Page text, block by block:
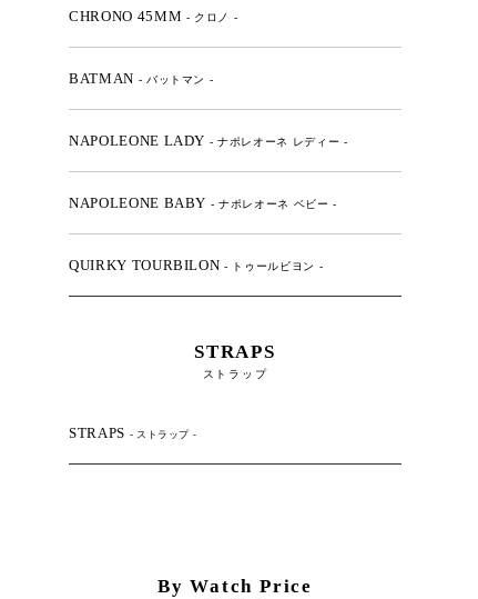
CHRONO 45MM - クロノ -
BATMAN - バットマン -
NAPOLEONE LADY - ナポレオーネ レディー -
NAPOLEONE BABY - ナポレオーネ ベビー -
QUIRKY TOURBILON- トゥールビヨン -
STRAPS
ストラップ
STRAPS - ストラップ -
By Watch Price